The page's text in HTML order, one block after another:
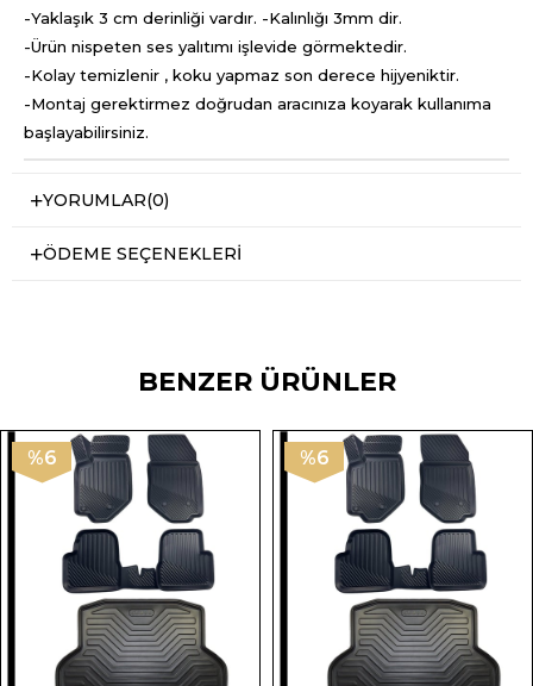
-Yaklaşık 3 cm derinliği vardır. -Kalınlığı 3mm dir.
-Ürün nispeten ses yalıtımı işlevide görmektedir.
-Kolay temizlenir , koku yapmaz son derece hijyeniktir.
-Montaj gerektirmez doğrudan aracınıza koyarak kullanıma
başlayabilirsiniz.
YORUMLAR(0)
ÖDEME SEÇENEKLERI
BENZER ÜRÜNLER
%6 %6